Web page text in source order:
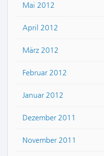
Mai 2012
April 2012
März 2012
Februar 2012
Januar 2012
Dezember 2011
November 2011